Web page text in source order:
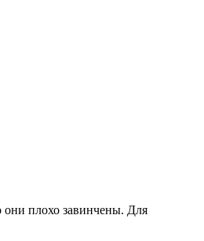
они плохо завинчены. Для